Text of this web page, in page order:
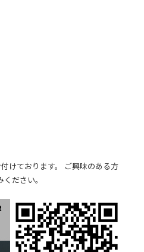
けております。 ご興味のある方
ださい。